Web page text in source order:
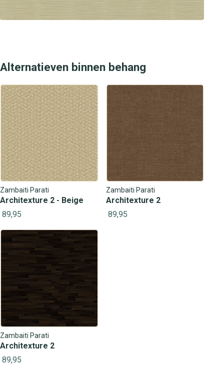
Alternatieven binnen behang
Zambaiti Parati
Architexture 2 - Beige
89,95
Zambaiti Parati
Architexture 2
89,95
Zambaiti Parati
Architexture 2
89,95